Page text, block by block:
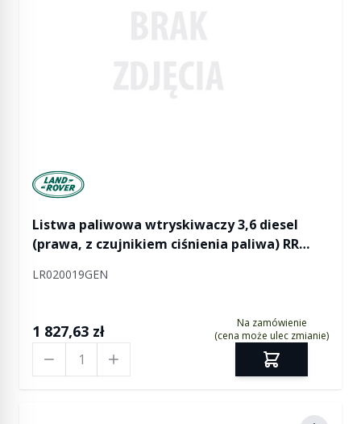
Manufactured by Land rover
Listwa paliwowa wtryskiwaczy 3,6 diesel
(prawa, z czujnikiem ciśnienia paliwa) RR
LR020019GEN
1 827,63 zł
Na zamówienie
(cena może ulec zmianie)